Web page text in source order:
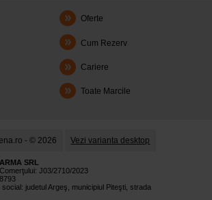
Oferte
Cum Rezerv
Cariere
Toate Marcile
- © 2026 Vezi varianta desktop
SRL
J03/2710/2023
judetul Argeş, municipiul Piteşti, strada